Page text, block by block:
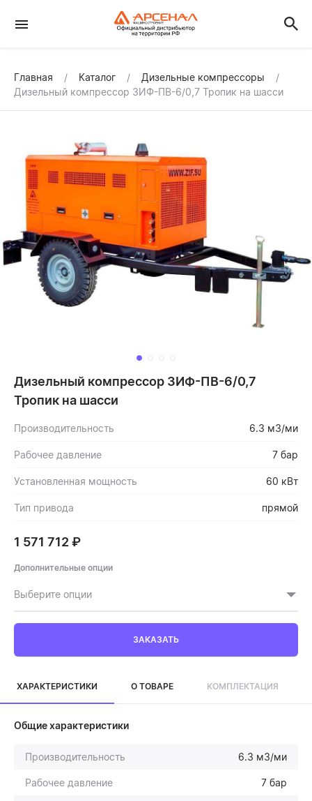
Главная Каталог
Дизельные компрессоры
Дизельный компрессор ЗИФ-ПВ-6/0,7 Тропик на шасси
Дизельный компрессор ЗИФ-ПВ-6/0,7
Тропик на шасси
Производительность 6.3 м3/ми
Рабочее давление 7 бар
Установленная мощность 60 кВт
Тип привода прямой
1 571 712₽
Дополнительные опции
Выберите опции
ЗАКАЗАТЬ
ХАРАКТЕРИСТИКИ О ТОВАРЕ КОМПЛЕКТАЦИЯ
Общие характеристики
Производительность 6.3 м3/ми
Рабочее давление 7 бар